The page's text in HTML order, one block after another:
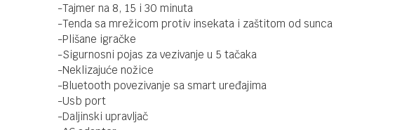
-Tajmer na 8, 15 i 30 minuta
-Tenda sa mrežicom protiv insekata i zaštitom od sunca
-Plišane igračke
-Sigurnosni pojas za vezivanje u 5 tačaka
-Neklizajuće nožice
-Bluetooth povezivanje sa smart uređajima
-Usb port
-Daljinski upravljač